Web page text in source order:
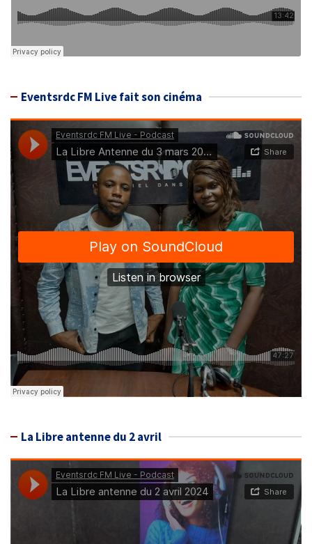
Eventsrdc FM Live fait son cinéma
La Libre antenne du 2 avril